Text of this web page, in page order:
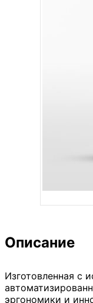
Описание
Изготовленная с
эргономики и